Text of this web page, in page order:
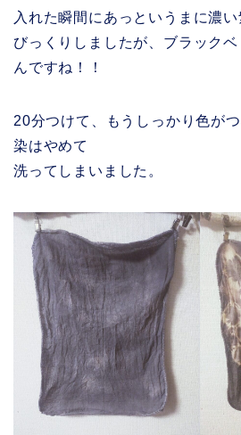
入れた瞬間にあっというまに濃い
びっくりしましたが、ブラック
んですね！！
20分つけて、もうしっかり色が
染はやめて
洗ってしまいました。